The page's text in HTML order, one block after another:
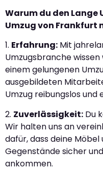
Warum du den Lange
Umzug von Frankfurt
1. Erfahrung: Mit
Umzugsbranche
einem gelungenen
ausgebildeten
Umzug reibungslos und
2. Zuverlässigkeit: Du
Wir halten uns an
dafür, dass deine
Gegenstände sicher
ankommen.